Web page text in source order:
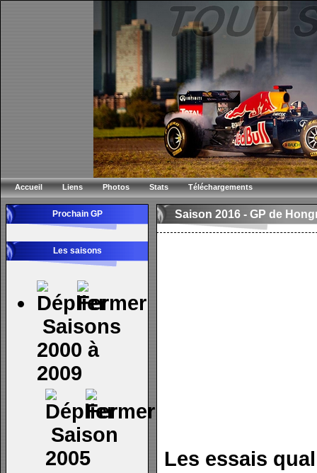
Accueil Liens Photos Stats Téléchargements
Prochain GP
Les saisons
Saisons
2000 à
2009
Saison
2005
Saison 2016 - GP de
Les essais